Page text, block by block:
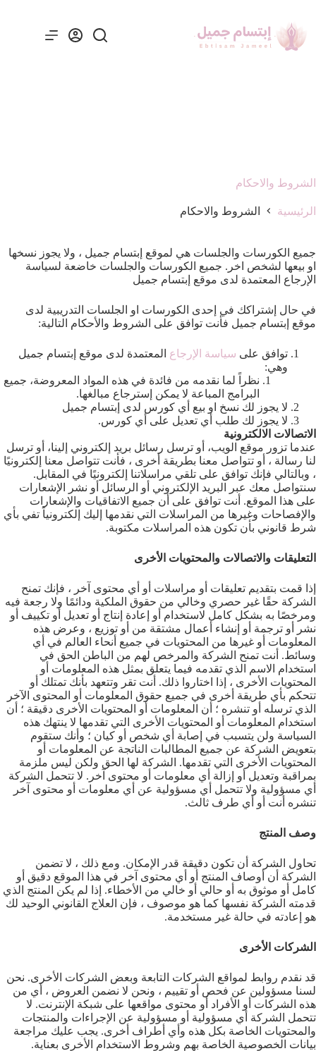
الشروط والاحكام
الرئيسية الشروط والاحكام
جميع الكورسات والجلسات هي لموقع إبتسام جميل ، ولا يجوز نسخها
او بيعها لشخص اخر. جميع الكورسات والجلسات خاضعة لسياسة
الإرجاع المعتمدة لدى موقع إبتسام جميل
في حال إشتراكك في إحدى الكورسات او الجلسات التدريبية لدى
موقع إبتسام جميل فأنت توافق على الشروط والأحكام التالية:
توافق على سياسة الإرجاع المعتمدة لدى موقع إبتسام جميل
وهي:
نظراً لما نقدمه من فائدة في هذه المواد المعروضة، جميع
البرامج المباعة لا يمكن إسترجاع مبالغها.
لا يجوز لك نسخ او بيع أي كورس لدى إبتسام جميل
لا يجوز لك طلب أي تعديل على أي كورس.
الاتصالات الالكترونية
عندما تزور موقع الويب، أو ترسل رسائل بريد إلكتروني إلينا، أو ترسل
لنا رسالة ، أو تتواصل معنا بطريقة أخرى ، فأنت تتواصل معنا إلكترونيًا
، وبالتالي فإنك توافق على تلقي مراسلاتنا إلكترونيًا في المقابل.
سنتواصل معك عبر البريد الإلكتروني أو الرسائل أو نشر الإشعارات
على هذا الموقع. أنت توافق على أن جميع الاتفاقيات والإشعارات
والإفصاحات وغيرها من المراسلات التي نقدمها إليك إلكترونياً تفي بأي
شرط قانوني بأن تكون هذه المراسلات مكتوبة.
التعليقات والاتصالات والمحتويات الأخرى
إذا قمت بتقديم تعليقات أو مراسلات أو أي محتوى آخر ، فإنك تمنح
الشركة حقًا غير حصري وخالي من حقوق الملكية ودائمًا ولا رجعة فيه
ومرخصًا به بشكل كامل لاستخدام أو إعادة إنتاج أو تعديل أو تكييف أو
نشر أو ترجمة أو إنشاء أعمال مشتقة من أو توزيع ، وعرض هذه
المعلومات أو غيرها من المحتويات في جميع أنحاء العالم في أي
وسائط. أنت تمنح الشركة والمرخص لهم من الباطن الحق في
استخدام الاسم الذي تقدمه فيما يتعلق بمثل هذه المعلومات أو
المحتويات الأخرى ، إذا اختاروا ذلك. أنت تقر وتتعهد بأنك تمتلك أو
تتحكم بأي طريقة أخرى في جميع حقوق المعلومات أو المحتوى الآخر
الذي ترسله أو تنشره ؛ أن المعلومات أو المحتويات الأخرى دقيقة ؛ أن
استخدام المعلومات أو المحتويات الأخرى التي تقدمها لا ينتهك هذه
السياسة ولن يتسبب في إصابة أي شخص أو كيان ؛ وأنك ستقوم
بتعويض الشركة عن جميع المطالبات الناتجة عن المعلومات أو
المحتويات الأخرى التي تقدمها. الشركة لها الحق ولكن ليس ملزمة
بمراقبة وتعديل أو إزالة أي معلومات أو محتوى آخر. لا تتحمل الشركة
أي مسؤولية ولا تتحمل أي مسؤولية عن أي معلومات أو محتوى آخر
تنشره أنت أو أي طرف ثالث.
وصف المنتج
تحاول الشركة أن تكون دقيقة قدر الإمكان. ومع ذلك ، لا تضمن
الشركة أن أوصاف المنتج أو أي محتوى آخر في هذا الموقع دقيق أو
كامل أو موثوق به أو حالي أو خالي من الأخطاء. إذا لم يكن المنتج الذي
قدمته الشركة نفسها كما هو موصوف ، فإن العلاج القانوني الوحيد لك
هو إعادته في حالة غير مستخدمة.
الشركات الأخرى
قد نقدم روابط لمواقع الشركات التابعة وبعض الشركات الأخرى. نحن
لسنا مسؤولين عن فحص أو تقييم ، ونحن لا نضمن العروض ، أي من
هذه الشركات أو الأفراد أو محتوى مواقعها على شبكة الإنترنت. لا
تتحمل الشركة أي مسؤولية أو مسؤولية عن الإجراءات والمنتجات
والمحتويات الخاصة بكل هذه وأي أطراف أخرى. يجب عليك مراجعة
بيانات الخصوصية الخاصة بهم وشروط الاستخدام الأخرى بعناية.